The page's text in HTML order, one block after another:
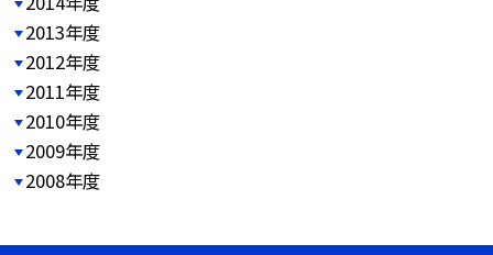
2013年度
2012年度
2011年度
2010年度
2009年度
2008年度